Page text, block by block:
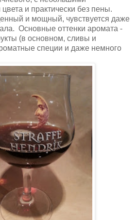
и практически без пены.
и мощный, чувствуется даже
Основные оттенки аромата -
(в основном, сливы и
специи и даже немного